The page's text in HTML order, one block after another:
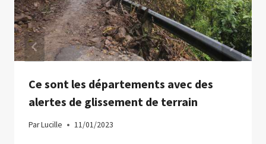
Ce sont les départements avec des
alertes de glissement de terrain
ParLucille 11/01/2023